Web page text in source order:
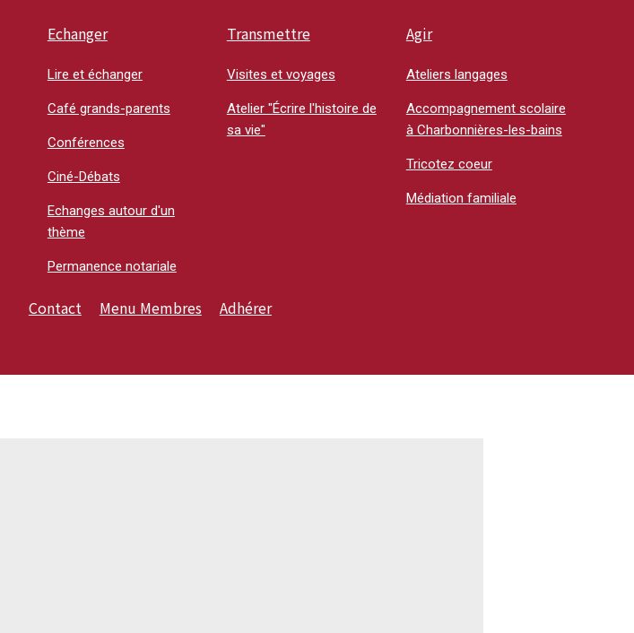
Echanger
Lire et échanger
Café grands-parents
Conférences
Ciné-Débats
Echanges autour d'un
thème
Permanence notariale
Transmettre
Visites et voyages
Atelier "Écrire l'histoire de
sa vie"
Agir
Ateliers langages
Accompagnement scolaire
à Charbonnières-les-bains
Tricotez coeur
Médiation familiale
Contact Menu Membres Adhérer